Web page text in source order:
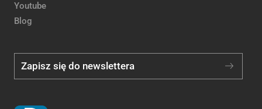
Youtube
Blog
Zapisz się do newslettera